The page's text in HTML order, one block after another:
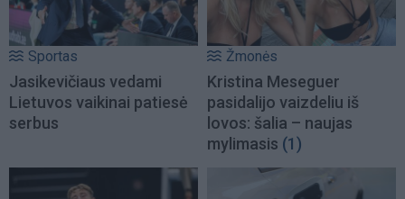
Sportas
Jasikevičiaus vedami
Lietuvos vaikinai patiesė
serbus
Žmonės
Kristina Meseguer
pasidalijo vaizdeliu iš
lovos: šalia – naujas
mylimasis (1)